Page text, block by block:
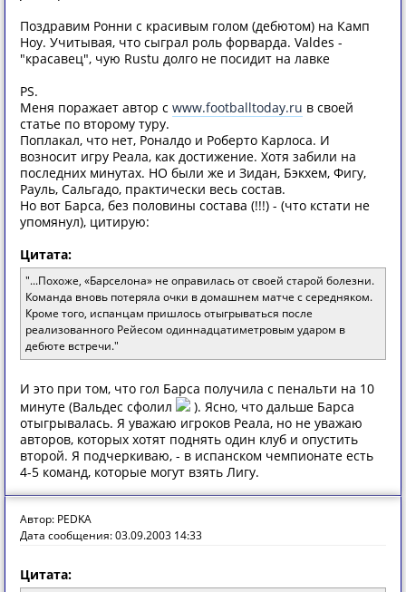
Поздравим Ронни с красивым голом (дебютом) на Камп
Ноу. Учитывая, что сыграл роль форварда. Valdes -
"красавец", чую Rustu долго не посидит на лавке
PS.
Меня поражает автор с www.footballtoday.ru в своей
статье по второму туру.
Поплакал, что нет, Роналдо и Роберто Карлоса. И
возносит игру Реала, как достижение. Хотя забили на
последних минутах. НО были же и Зидан, Бэкхем, Фигу,
Рауль, Сальгадо, практически весь состав.
Но вот Барса, без половины состава (!!!) - (что кстати не
упомянул), цитирую:
Цитата:
"...Похоже, «Барселона» не оправилась от своей старой болезни.
Команда вновь потеряла очки в домашнем матче с середняком.
Кроме того, испанцам пришлось отыгрываться после
реализованного Рейесом одиннадцатиметровым ударом в
дебюте встречи."
И это при том, что гол Барса получила с пенальти на 10
минуте (Вальдес сфолил
). Ясно, что дальше Барса
отыгрывалась. Я уважаю игроков Реала, но не уважаю
авторов, которых хотят поднять один клуб и опустить
второй. Я подчеркиваю, - в испанском чемпионате есть
4-5 команд, которые могут взять Лигу.
Автор: PEDKA
Дата сообщения: 03.09.2003 14:33
Цитата: